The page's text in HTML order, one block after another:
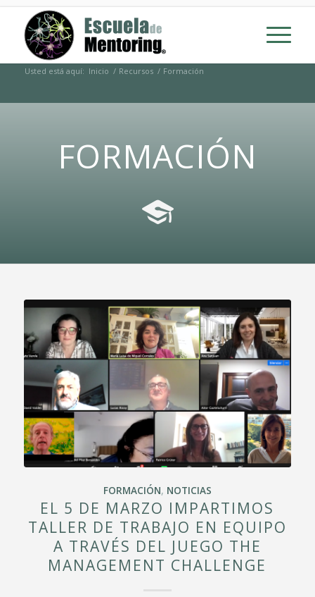
Usted está aquí: Inicio / Recursos / Formación
FORMACIÓN
FORMACIÓN, NOTICIAS
EL 5 DE MARZO IMPARTIMOS
TALLER DE TRABAJO EN EQUIPO
A TRAVÉS DEL JUEGO THE
MANAGEMENT CHALLENGE